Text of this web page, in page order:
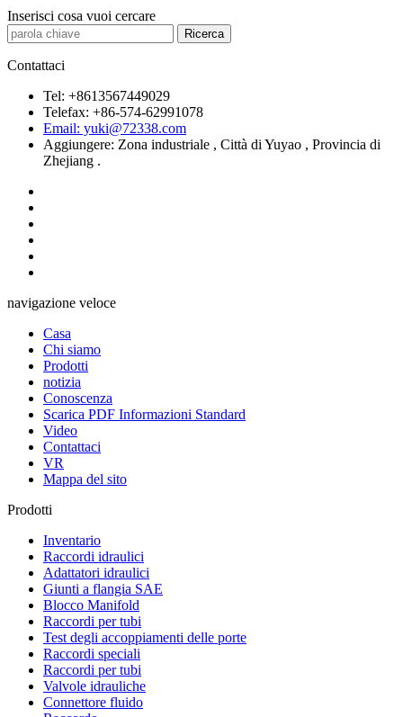
Inserisci cosa vuoi cercare
Contattaci
Tel: +8613567449029
Telefax: +86-574-62991078
Email: yuki@72338.com
Aggiungere: Zona industriale , Città di Yuyao , Provincia di
Zhejiang .
navigazione veloce
Casa
Chi siamo
Prodotti
notizia
Conoscenza
Scarica PDF Informazioni Standard
Video
Contattaci
VR
Mappa del sito
Prodotti
Inventario
Raccordi idraulici
Adattatori idraulici
Giunti a flangia SAE
Blocco Manifold
Raccordi per tubi
Test degli accoppiamenti delle porte
Raccordi speciali
Raccordi per tubi
Valvole idrauliche
Connettore fluido